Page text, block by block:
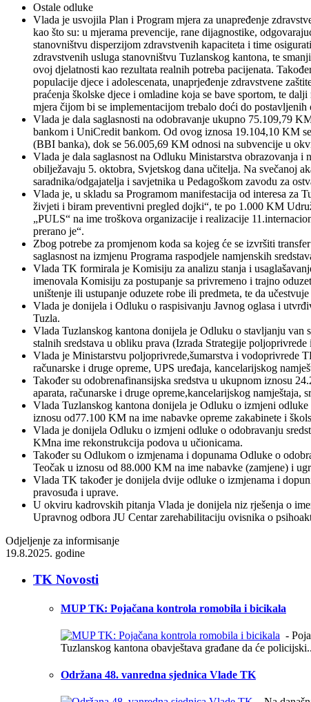
Ostale odluke
Vlada je usvojila Plan i Program mjera za unapređenje
kao što su: u mjerama prevencije, rane dijagnostike,
stanovništvu disperzijom zdravstvenih kapaciteta i time
zdravstvenih usluga stanovništvu Tuzlanskog kantona, te
ovoj djelatnosti kao rezultata realnih potreba pacijenata.
populacije djece i adolescenata, unaprjeđenje zdravstvene
praćenja školske djece i omladine koja se bave sportom, te
mjera čijom bi se implementacijom trebalo doći do postavljenih
Vlada je dala saglasnosti na odobravanje ukupno 75.109,79
bankom i UniCredit bankom. Od ovog iznosa 19.104,10 KM
(BBI banka), dok se 56.005,69 KM odnosi na subvencije u
Vlada je dala saglasnost na Odluku Ministarstva obrazovanja i
obilježavaju 5. oktobra, Svjetskog dana učitelja. Na svečanoj
saradnika/odgajatelja i savjetnika u Pedagoškom zavodu za
Vlada je, u skladu sa Programom manifestacija od interesa
živjeti i biram preventivni pregled dojki“, te po 1.000 KM
„PULS“ na ime troškova organizacije i realizacije
prerano je“.
Zbog potrebe za promjenom koda sa kojeg će se izvršiti
saglasnost na izmjenu Programa raspodjele namjenskih
Vlada TK formirala je Komisiju za analizu stanja i
imenovala Komisiju za postupanje sa privremeno i trajno
uništenje ili ustupanje oduzete robe ili predmeta, te da
Vlada je donijela i Odluku o raspisivanju Javnog oglasa i
Tuzla.
Vlada Tuzlanskog kantona donijela je Odluku o stavljanju van
stalnih sredstava u obliku prava (Izrada Strategije
Vlada je Ministarstvu poljoprivrede,šumarstva i vodoprivrede
računarske i druge opreme, UPS uređaja, kancelarijskog
Također su odobrenafinansijska sredstva u ukupnom iznosu
aparata, računarske i druge opreme,kancelarijskog
Vlada Tuzlanskog kantona donijela je Odluku o izmjeni
iznosu od77.100 KM na ime nabavke opreme zakabinete i
Vlada je donijela Odluku o izmjeni odluke o odobravanju
KMna ime rekonstrukcija podova u učionicama.
Također su Odlukom o izmjenama i dopunama Odluke o
Teočak u iznosu od 88.000 KM na ime nabavke (zamjene) i
Vlada TK također je donijela dvije odluke o izmjenama i
pravosuđa i uprave.
U okviru kadrovskih pitanja Vlada je donijela niz rješenja o
Upravnog odbora JU Centar zarehabilitaciju ovisnika o
Odjeljenje za informisanje
19.8.2025. godine
TK Novosti
MUP TK: Pojačana kontrola romobila i bicikala
-
Tuzlanskog kantona obavještava građane da će
Održana 48. vanredna sjednica Vlade TK